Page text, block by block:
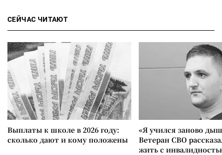
СЕЙЧАС ЧИТАЮТ
Выплаты к школе в 2026 году:
сколько дают и кому положены
«Я учился заново
Ветеран СВО
жить с